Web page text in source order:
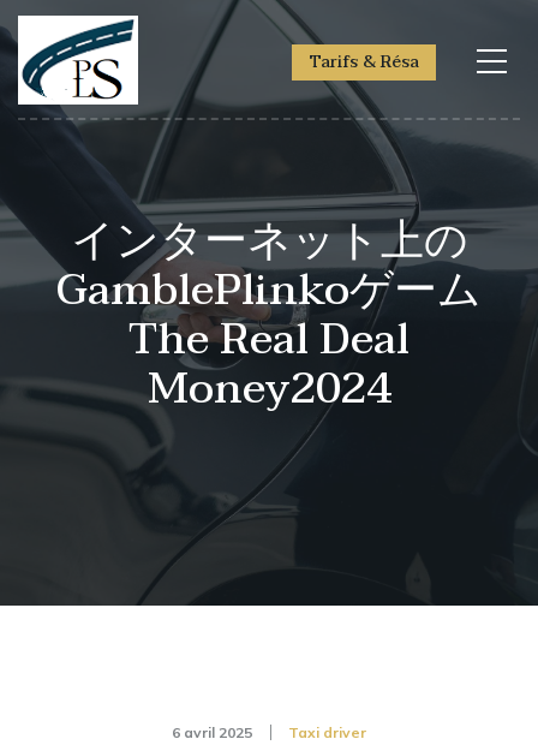
Tarifs & Résa
インターネット上の
GamblePlinkoゲーム
The Real Deal
Money2024
6 avril 2025 Taxi driver